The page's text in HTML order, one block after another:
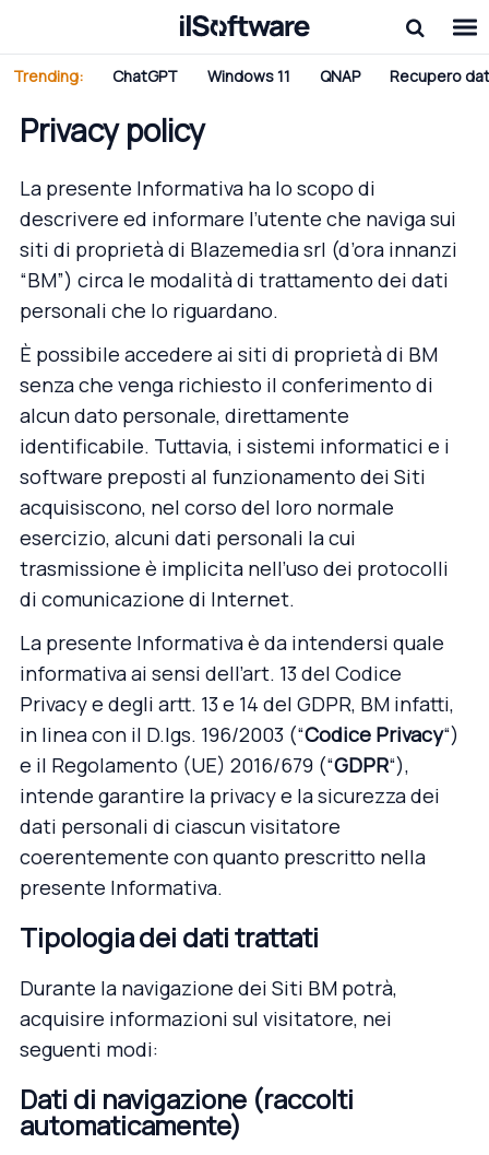
Trending: ChatGPT Windows 11 QNAP Recupero
Privacy policy
La presente Informativa ha lo scopo di
descrivere ed informare l’utente che naviga sui
siti di proprietà di Blazemedia srl (d’ora innanzi
“BM”) circa le modalità di trattamento dei dati
personali che lo riguardano.
È possibile accedere ai siti di proprietà di BM
senza che venga richiesto il conferimento di
alcun dato personale, direttamente
identificabile. Tuttavia, i sistemi informatici e i
software preposti al funzionamento dei Siti
acquisiscono, nel corso del loro normale
esercizio, alcuni dati personali la cui
trasmissione è implicita nell’uso dei protocolli
di comunicazione di Internet.
La presente Informativa è da intendersi quale
informativa ai sensi dell’art. 13 del Codice
Privacy e degli artt. 13 e 14 del GDPR, BM infatti,
in linea con il D.lgs. 196/2003 (“Codice Privacy“)
e il Regolamento (UE) 2016/679 (“GDPR“),
intende garantire la privacy e la sicurezza dei
dati personali di ciascun visitatore
coerentemente con quanto prescritto nella
presente Informativa.
Tipologia dei dati trattati
Durante la navigazione dei Siti BM potrà,
acquisire informazioni sul visitatore, nei
seguenti modi:
Dati di navigazione (raccolti
automaticamente)